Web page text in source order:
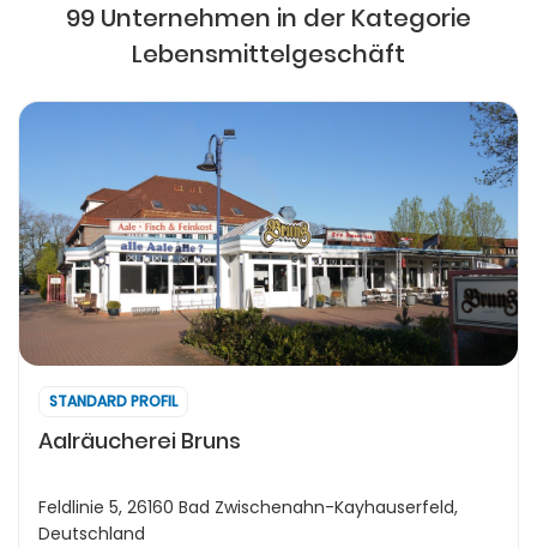
99 Unternehmen in der Kategorie
Lebensmittelgeschäft
STANDARD PROFIL
Aalräucherei Bruns
Feldlinie 5, 26160 Bad Zwischenahn-Kayhauserfeld,
Deutschland